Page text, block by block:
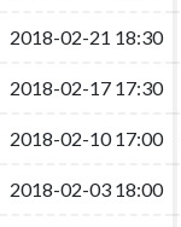
2018-02-21 18:30
2018-02-17 17:30
2018-02-10 17:00
2018-02-03 18:00
2018-02-21 18:30
2018-02-17 17:30
2018-02-10 17:00
2018-02-03 18:00